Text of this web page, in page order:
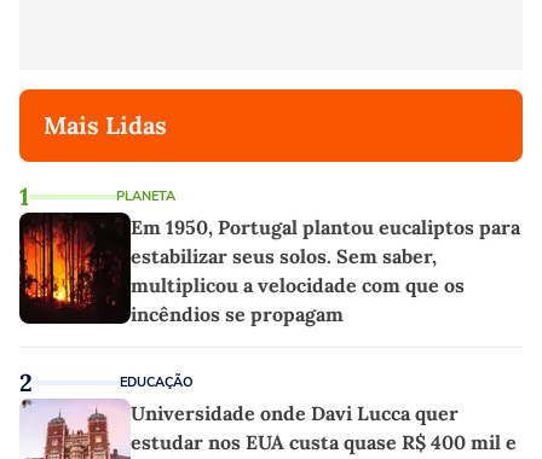
Mais Lidas
1 PLANETA
Em 1950, Portugal plantou eucaliptos para
estabilizar seus solos. Sem saber,
multiplicou a velocidade com que os
incêndios se propagam
2 EDUCAÇÃO
Universidade onde Davi Lucca quer
estudar nos EUA custa quase R$ 400 mil e